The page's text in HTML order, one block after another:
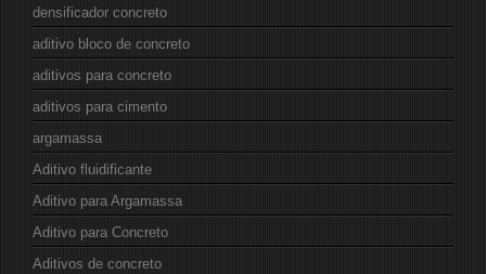
densificador concreto
aditivo bloco de concreto
aditivos para concreto
aditivos para cimento
argamassa
Aditivo fluidificante
Aditivo para Argamassa
Aditivo para Concreto
Aditivos de concreto